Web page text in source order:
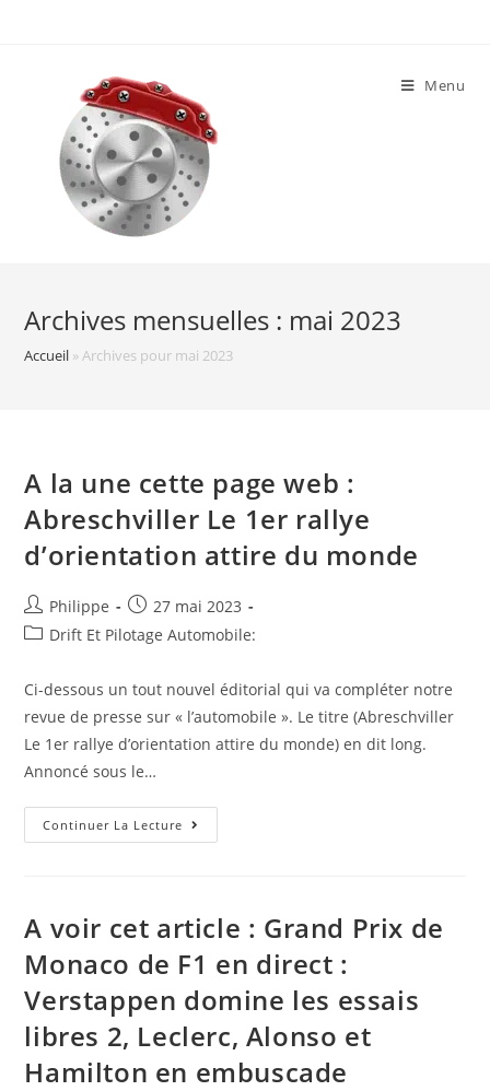
Menu
Archives mensuelles : mai 2023
Accueil »Archives pour mai 2023
A la une cette page web :
Abreschviller Le 1er rallye
d’orientation attire du monde
Auteur/autrice
de
Philippe
Post
published:
27 mai 2023
PostDrift Et Pilotage Automobile:
Ci-dessous un tout nouvel éditorial qui va compléter notre
revue de presse sur « l’automobile ». Le titre (Abreschviller
Le 1er rallye d’orientation attire du monde) en dit long.
Annoncé sous le…
Continuer La Lecture A
La
:
Abreschviller
1er
Rallye
D’orientation
Attire
Du
Monde
A voir cet article : Grand Prix de
Monaco de F1 en direct :
Verstappen domine les essais
libres 2, Leclerc, Alonso et
Hamilton en embuscade